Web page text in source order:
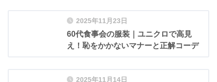
2025年11月23日
60代食事会の服装｜ユニクロで高見
え！恥をかかないマナーと正解コーデ
2025年11月14日